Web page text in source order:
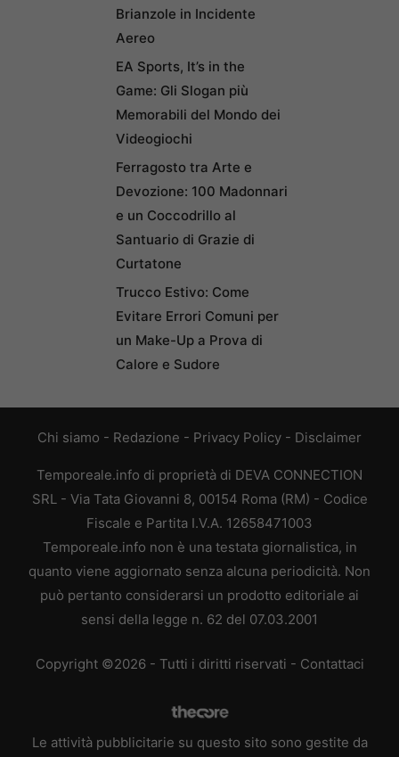
Brianzole in Incidente
Aereo
EA Sports, It’s in the
Game: Gli Slogan più
Memorabili del Mondo dei
Videogiochi
Ferragosto tra Arte e
Devozione: 100 Madonnari
e un Coccodrillo al
Santuario di Grazie di
Curtatone
Trucco Estivo: Come
Evitare Errori Comuni per
un Make-Up a Prova di
Calore e Sudore
Chi siamo - Redazione - Privacy Policy - Disclaimer
Temporeale.info di proprietà di DEVA CONNECTION
SRL - Via Tata Giovanni 8, 00154 Roma (RM) - Codice
Fiscale e Partita I.V.A. 12658471003
Temporeale.info non è una testata giornalistica, in
quanto viene aggiornato senza alcuna periodicità. Non
può pertanto considerarsi un prodotto editoriale ai
sensi della legge n. 62 del 07.03.2001
Copyright ©2026 - Tutti i diritti riservati - Contattaci
Le attività pubblicitarie su questo sito sono gestite da